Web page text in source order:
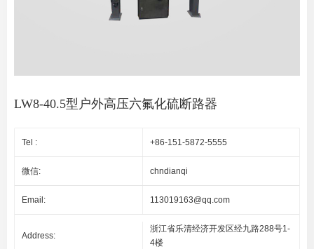
LW8-40.5型户外高压六氟化硫断路器
Tel : +86-151-5872-5555
微信: chndianqi
Email: 113019163@qq.com
Address:
浙江省乐清经济开发区经九路288号1-
4楼